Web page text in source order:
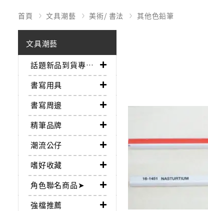
首頁 文具潮藝 美術/ 書法 其他色鉛筆
文具潮藝
話題新品到貨專區➤
書寫用具
書寫周邊
精筆品牌
潮流公仔
嗜好收藏
角色聯名商品➤
強檔推薦